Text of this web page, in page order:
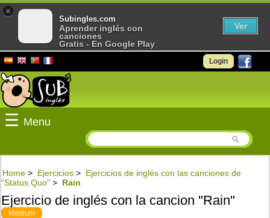
Login
☰ Menu
Home > Ejercicios > Ejercicios de inglés con las canciones de
"Status Quo" > Rain
Ejercicio de inglés con la cancion "Rain"
Medium
×
Subingles.com
Aprender inglés con
canciones
Gratis - En Google Play
Ver